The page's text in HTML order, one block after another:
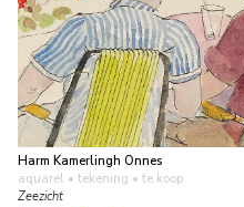
Harm Kamerlingh Onnes
aquarel • tekening • te koop
Zeezicht